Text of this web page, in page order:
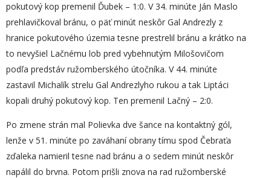
pokutový kop premenil Ďubek – 1:0. V 34. minúte Ján Maslo
prehlavičkoval bránu, o päť minút neskôr Gal Andrezly z
hranice pokutového územia tesne prestrelil bránu a krátko na
to nevyšiel Lačnému lob pred vybehnutým Milošovičom
podľa predstáv ružomberského útočníka. V 44. minúte
zastavil Michalík strelu Gal Andrezlyho rukou a tak Liptáci
kopali druhý pokutový kop. Ten premenil Lačný – 2:0.
Po zmene strán mal Polievka dve šance na kontaktný gól,
lenže v 51. minúte po zaváhaní obrany tímu spod Čebraťa
zďaleka namieril tesne nad bránu a o sedem minút neskôr
napálil do brvna. Potom prišli znova na rad ružomberské